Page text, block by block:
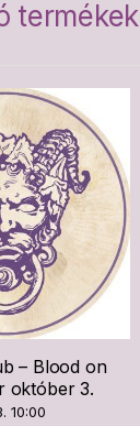
termékek
– Blood on
október 3.
10:00